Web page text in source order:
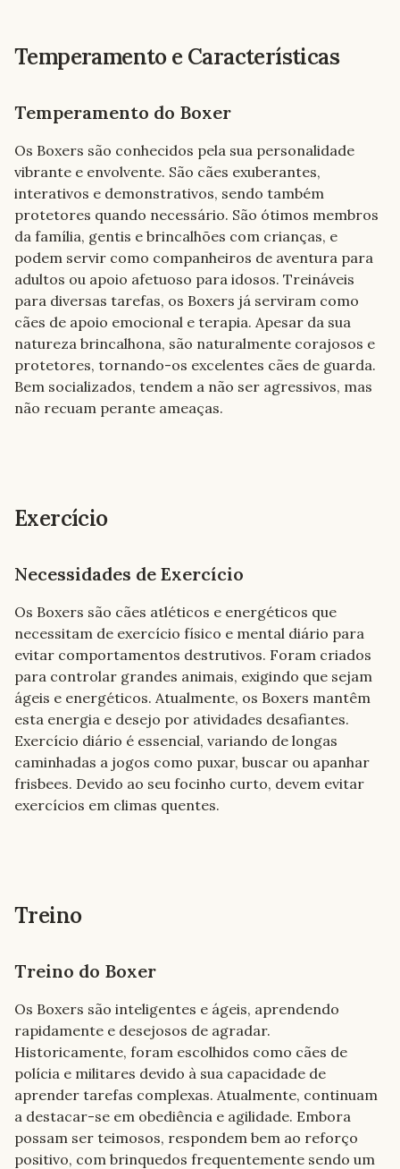
Temperamento e Características
Temperamento do Boxer
Os Boxers são conhecidos pela sua personalidade
vibrante e envolvente. São cães exuberantes,
interativos e demonstrativos, sendo também
protetores quando necessário. São ótimos membros
da família, gentis e brincalhões com crianças, e
podem servir como companheiros de aventura para
adultos ou apoio afetuoso para idosos. Treináveis
para diversas tarefas, os Boxers já serviram como
cães de apoio emocional e terapia. Apesar da sua
natureza brincalhona, são naturalmente corajosos e
protetores, tornando-os excelentes cães de guarda.
Bem socializados, tendem a não ser agressivos, mas
não recuam perante ameaças.
Exercício
Necessidades de Exercício
Os Boxers são cães atléticos e energéticos que
necessitam de exercício físico e mental diário para
evitar comportamentos destrutivos. Foram criados
para controlar grandes animais, exigindo que sejam
ágeis e energéticos. Atualmente, os Boxers mantêm
esta energia e desejo por atividades desafiantes.
Exercício diário é essencial, variando de longas
caminhadas a jogos como puxar, buscar ou apanhar
frisbees. Devido ao seu focinho curto, devem evitar
exercícios em climas quentes.
Treino
Treino do Boxer
Os Boxers são inteligentes e ágeis, aprendendo
rapidamente e desejosos de agradar.
Historicamente, foram escolhidos como cães de
polícia e militares devido à sua capacidade de
aprender tarefas complexas. Atualmente, continuam
a destacar-se em obediência e agilidade. Embora
possam ser teimosos, respondem bem ao reforço
positivo, com brinquedos frequentemente sendo um